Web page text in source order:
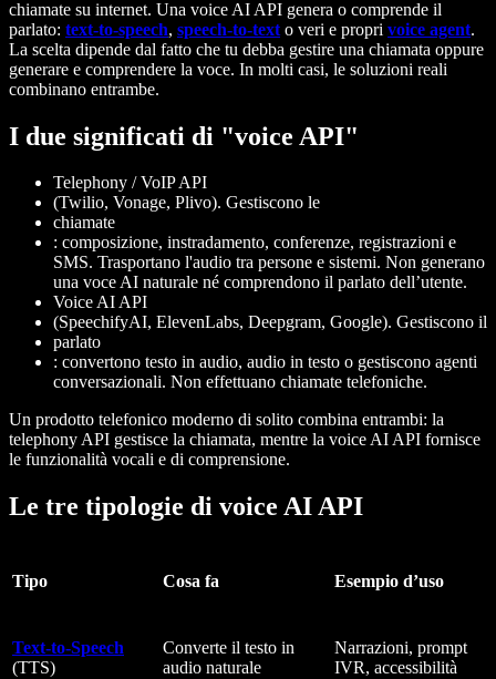
chiamate su internet. Una voice AI API genera o comprende il
parlato: text-to-speech, speech-to-text o veri e propri voice agent.
La scelta dipende dal fatto che tu debba gestire una chiamata oppure
generare e comprendere la voce. In molti casi, le soluzioni reali
combinano entrambe.
I due significati di "voice API"
Telephony / VoIP API
(Twilio, Vonage, Plivo). Gestiscono le
chiamate
: composizione, instradamento, conferenze, registrazioni e
SMS. Trasportano l'audio tra persone e sistemi. Non generano
una voce AI naturale né comprendono il parlato dell’utente.
Voice AI API
(SpeechifyAI, ElevenLabs, Deepgram, Google). Gestiscono il
parlato
: convertono testo in audio, audio in testo o gestiscono agenti
conversazionali. Non effettuano chiamate telefoniche.
Un prodotto telefonico moderno di solito combina entrambi: la
telephony API gestisce la chiamata, mentre la voice AI API fornisce
le funzionalità vocali e di comprensione.
Le tre tipologie di voice AI API
Tipo Cosa fa Esempio d’uso
Text-to-Speech
(TTS)
Converte il testo in
audio naturale
Narrazioni, prompt
IVR, accessibilità